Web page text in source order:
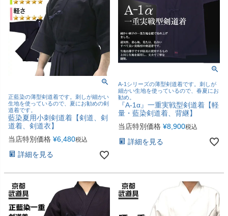
正藍染の薄型剣道着です。刺しが細かい
生地を使っているので、夏にお勧めの剣
道着です。
藍染夏用小刺剣道着【剣道、剣
道着、剣道衣】
当店特別価格 ¥6,480税込
詳細を見る
A-1シリーズの薄型剣道着です。刺しが
細かい生地を使っているので、春夏にお
勧め。
『A-1α』一重実戦型剣道着【軽
量・藍染剣道着、背継】
当店特別価格 ¥8,900税込
詳細を見る